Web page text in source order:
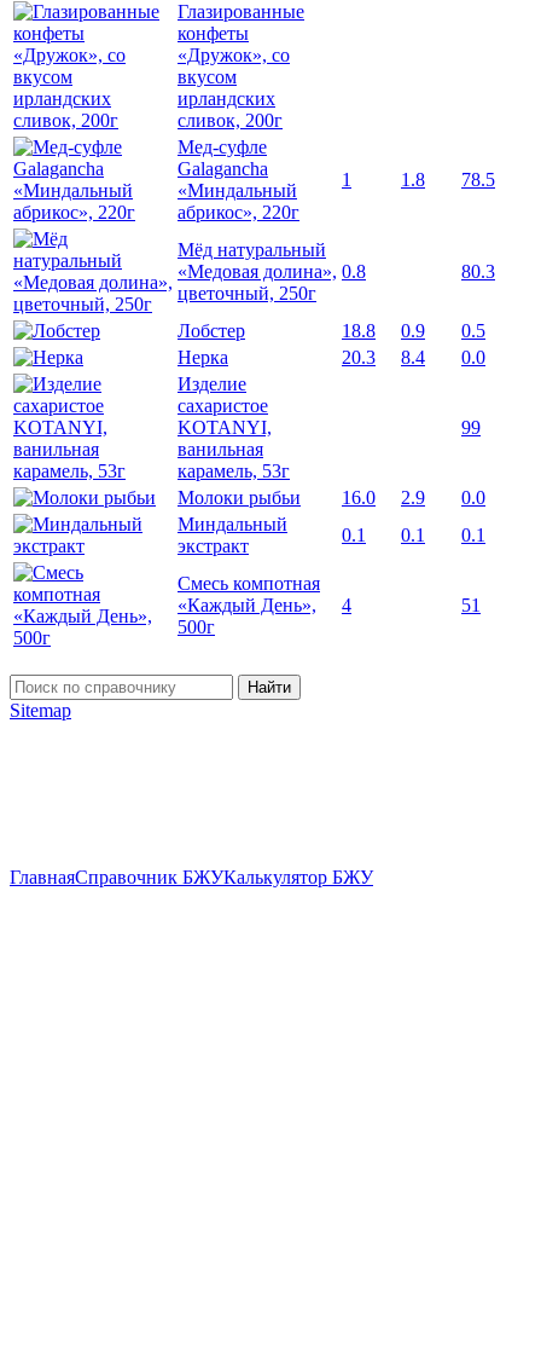
Глазированные
конфеты
«Дружок», со
вкусом
ирландских
сливок, 200г
Мед-суфле
Galagancha
«Миндальный
абрикос», 220г
1 1.8 78.5
Мёд натуральный
«Медовая долина»,
цветочный, 250г
0.8 80.3
Лобстер 18.8 0.9
0.5
Нерка
20.3 8.4
0.0
Изделие
сахаристое
KOTANYI,
ванильная
карамель, 53г
99
Молоки рыбьи 16.0 2.9
0.0
Миндальный
экстракт
0.1 0.1 0.1
Смесь компотная
«Каждый День»,
500г
4 51
Найти
Sitemap
ГлавнаяСправочник БЖУКалькулятор БЖУ